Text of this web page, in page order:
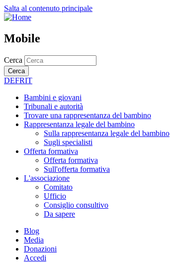
Salta al contenuto principale
Mobile
Cerca
Cerca
DEFRIT
Bambini e giovani
Tribunali e autorità
Trovare una rappresentanza del bambino
Rappresentanza legale del bambino
Sulla rappresentanza legale del bambino
Sugli specialisti
Offerta formativa
Offerta formativa
Sull'offerta formativa
L'associazione
Comitato
Ufficio
Consiglio consultivo
Da sapere
Blog
Media
Donazioni
Accedi